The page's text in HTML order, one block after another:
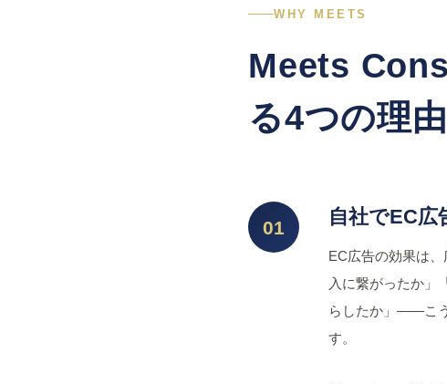
WHY MEETS
Meets
る4つの理由
01 自社でEC
EC広告の効果は
入に繋がったか」
らしたか」——こ
す。